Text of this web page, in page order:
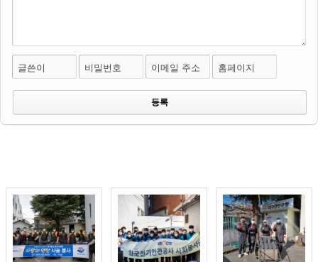
글쓴이 비밀번호 이메일 주소 홈페이지